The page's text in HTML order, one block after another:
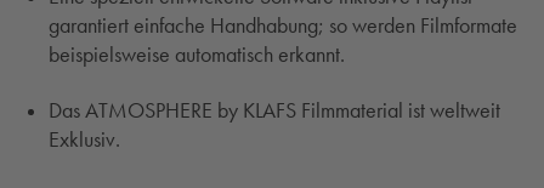
garantiert einfache Handhabung; so werden Filmformate
beispielsweise automatisch erkannt.
Das ATMOSPHERE by KLAFS Filmmaterial ist weltweit
Exklusiv.